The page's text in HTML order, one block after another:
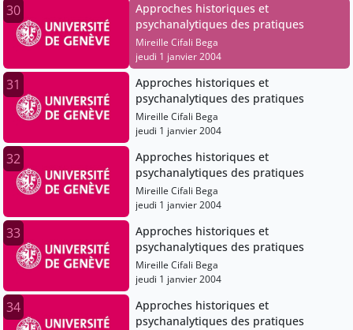
30
Approches historiques et
psychanalytiques des pratiques
Mireille Cifali Bega
jeudi 1 janvier 2004
31
Approches historiques et
psychanalytiques des pratiques
Mireille Cifali Bega
jeudi 1 janvier 2004
32
Approches historiques et
psychanalytiques des pratiques
Mireille Cifali Bega
jeudi 1 janvier 2004
33
Approches historiques et
psychanalytiques des pratiques
Mireille Cifali Bega
jeudi 1 janvier 2004
34
Approches historiques et
psychanalytiques des pratiques